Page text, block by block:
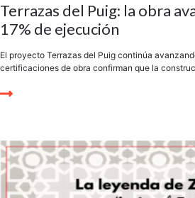
Terrazas del Puig: la obra
17% de ejecución
El proyecto Terrazas del Puig continúa
certificaciones de obra confirman que la